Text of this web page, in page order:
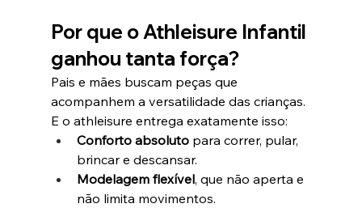
Por que o Athleisure Infantil
ganhou tanta força?
Pais e mães buscam peças que
acompanhem a versatilidade das crianças.
E o athleisure entrega exatamente isso:
Conforto absoluto para correr, pular,
brincar e descansar.
Modelagem flexível, que não aperta e
não limita movimentos.